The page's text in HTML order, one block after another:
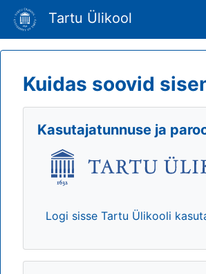
Tartu Ülikool
Kuidas soovid
Kasutajatunnuse ja
Logi sisse Tartu Ülikooli